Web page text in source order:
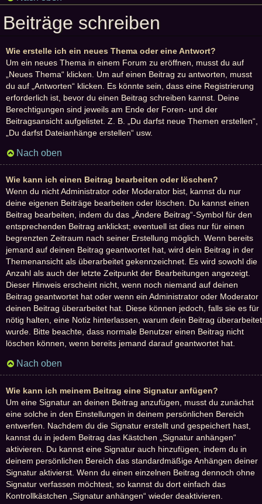
Beiträge schreiben
Wie erstelle ich ein neues Thema oder eine Antwort?
Um ein neues Thema in einem Forum zu eröffnen, musst du auf
„Neues Thema“ klicken. Um auf einen Beitrag zu antworten, musst
du auf „Antworten“ klicken. Es könnte sein, dass eine Registrierung
erforderlich ist, bevor du einen Beitrag schreiben kannst. Deine
Berechtigungen sind jeweils am Ende der Foren- und der
Beitragsansicht aufgelistet. Z. B. „Du darfst neue Themen erstellen“,
„Du darfst Dateianhänge erstellen“ usw.
Nach oben
Wie kann ich einen Beitrag bearbeiten oder löschen?
Wenn du nicht Administrator oder Moderator bist, kannst du nur
deine eigenen Beiträge bearbeiten oder löschen. Du kannst einen
Beitrag bearbeiten, indem du das „Ändere Beitrag“-Symbol für den
entsprechenden Beitrag anklickst; eventuell ist dies nur für einen
begrenzten Zeitraum nach seiner Erstellung möglich. Wenn bereits
jemand auf deinen Beitrag geantwortet hat, wird dein Beitrag in der
Themenansicht als überarbeitet gekennzeichnet. Es wird sowohl die
Anzahl als auch der letzte Zeitpunkt der Bearbeitungen angezeigt.
Dieser Hinweis erscheint nicht, wenn noch niemand auf deinen
Beitrag geantwortet hat oder wenn ein Administrator oder Moderator
deinen Beitrag überarbeitet hat. Diese können jedoch, falls sie es für
nötig halten, eine Notiz hinterlassen, warum dein Beitrag überarbeitet
wurde. Bitte beachte, dass normale Benutzer einen Beitrag nicht
löschen können, wenn bereits jemand darauf geantwortet hat.
Nach oben
Wie kann ich meinem Beitrag eine Signatur anfügen?
Um eine Signatur an deinen Beitrag anzufügen, musst du zunächst
eine solche in den Einstellungen in deinem persönlichen Bereich
entwerfen. Nachdem du die Signatur erstellt und gespeichert hast,
kannst du in jedem Beitrag das Kästchen „Signatur anhängen“
aktivieren. Du kannst eine Signatur auch hinzufügen, indem du in
deinem persönlichen Bereich das standardmäßige Anhängen deiner
Signatur aktivierst. Wenn du einen einzelnen Beitrag dennoch ohne
Signatur verfassen möchtest, so kannst du dort einfach das
Kontrollkästchen „Signatur anhängen“ wieder deaktivieren.